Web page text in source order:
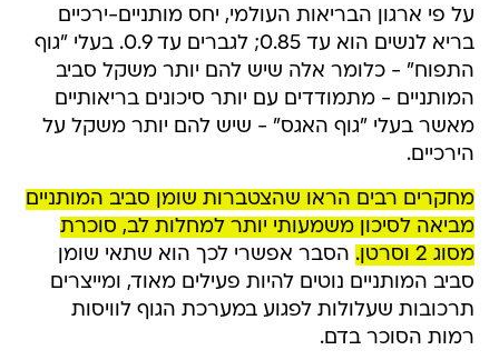
על פי ארגון הבריאות העולמי, יחס מותניים-ירכיים
בריא לנשים הוא עד 0.85; לגברים עד 0.9. בעלי "גוף
התפוח" - כלומר אלה שיש להם יותר משקל סביב
המותניים - מתמודדים עם יותר סיכונים בריאותיים
מאשר בעלי "גוף האגס" - שיש להם יותר משקל על
הירכיים.
מחקרים רבים הראו שהצטברות שומן סביב המותניים
מביאה לסיכון משמעותי יותר למחלות לב, סוכרת
מסוג 2 וסרטן.
הסבר אפשרי לכך הוא שתאי שומן
סביב המותניים נוטים להיות פעילים מאוד, ומייצרים
תרכובות שעלולות לפגוע במערכת הגוף לוויסות
רמות הסוכר בדם.